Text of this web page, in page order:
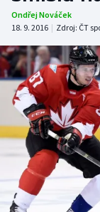
Tenis
Atletika
Cyklistika
DALŠÍ SPORTY
Americký
Baseball a
NEPŘEHLÉDNĚTE
Soutěže
Ondřej Nováček
18. 9. 2016 | Zdroj: ČT